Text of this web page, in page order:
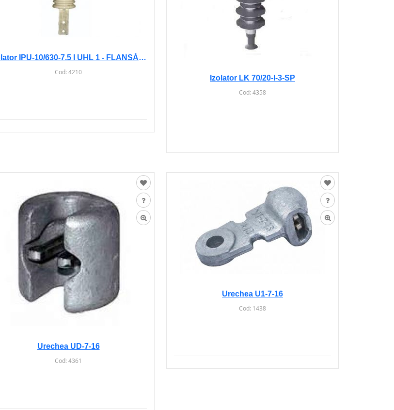
Izolator IPU-10/630-7.5 I UHL 1 - FLANSĂ PĂTRATĂ
Cod:4210
Izolator LK 70/20-I-3-SP
Cod:4358
Urechea UD-7-16
Cod:4361
Urechea U1-7-16
Cod: 1438